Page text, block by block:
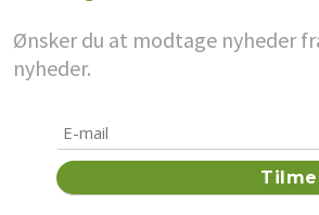
Ønsker du at modtage nyheder
nyheder.